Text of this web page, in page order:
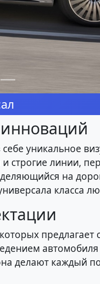
уникальное
строгие линии,
на
класса
делают каждый